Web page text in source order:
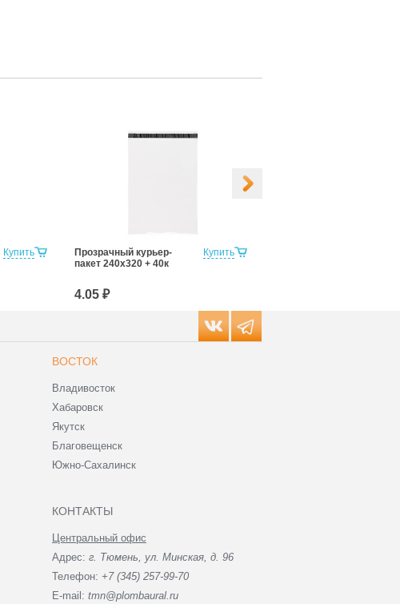
Купить Купить
Прозрачный курьер-
пакет 240х320 + 40к
4.05 ₽
ВОСТОК
Владивосток
Хабаровск
Якутск
Благовещенск
Южно-Сахалинск
КОНТАКТЫ
Центральный офис
Адрес: г. Тюмень, ул. Минская, д. 96
Телефон: +7 (345) 257-99-70
E-mail: tmn@plombaural.ru